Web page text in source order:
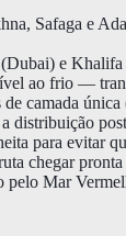
Safaga e
e Khalifa
ao frio —
camada
distribuição
para evitar
chegar pronta
pelo Mar